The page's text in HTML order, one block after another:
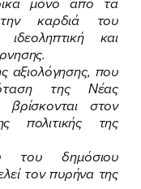
καρδιά του
και
αξιολόγησης, που
της Νέας
στον
πολιτικής της
δημόσιου
τον πυρήνα της